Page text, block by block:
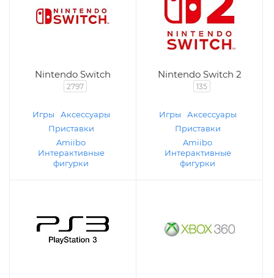
Nintendo Switch
2797
Игры
Аксессуары
Приставки
Amiibo
Интерактивные
фигурки
Nintendo Switch 2
135
Игры
Аксессуары
Приставки
Amiibo
Интерактивные
фигурки